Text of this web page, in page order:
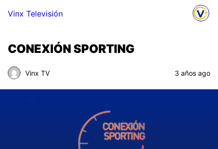
Vinx Televisión
CONEXIÓN SPORTING
Vinx TV 3 años ago